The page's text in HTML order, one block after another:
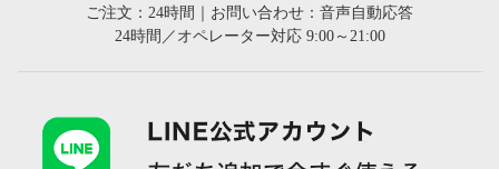
ご注文：24時間｜お問い合わせ：音声自動応答
24時間／オペレーター対応 9:00～21:00